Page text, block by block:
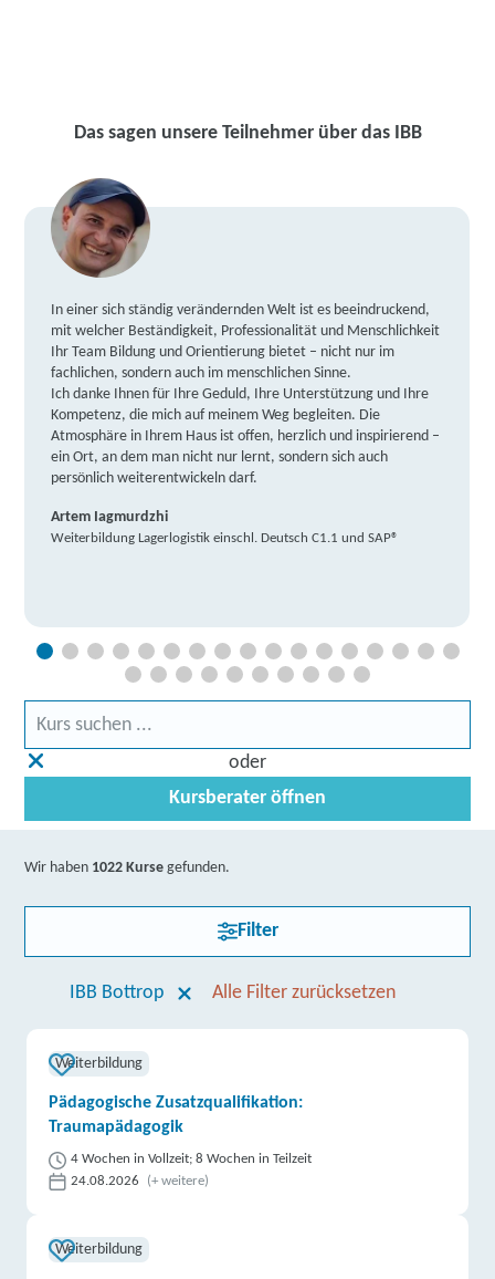
Das sagen unsere Teilnehmer über das IBB
In einer sich ständig verändernden Welt ist es beeindruckend,
mit welcher Beständigkeit, Professionalität und Menschlichkeit
Ihr Team Bildung und Orientierung bietet – nicht nur im
fachlichen, sondern auch im menschlichen Sinne.
Ich danke Ihnen für Ihre Geduld, Ihre Unterstützung und Ihre
Kompetenz, die mich auf meinem Weg begleiten. Die
Atmosphäre in Ihrem Haus ist offen, herzlich und inspirierend –
ein Ort, an dem man nicht nur lernt, sondern sich auch
persönlich weiterentwickeln darf.
Artem Iagmurdzhi
Weiterbildung Lagerlogistik einschl. Deutsch C1.1 und SAP®
oder
Kursberater öffnen
Wir haben 1022 Kurse gefunden.
Filter
IBB Bottrop Alle Filter zurücksetzen
Weiterbildung
Pädagogische Zusatzqualifikation:
Traumapädagogik
4 Wochen in Vollzeit; 8 Wochen in Teilzeit
24.08.2026
(+ weitere)
Weiterbildung